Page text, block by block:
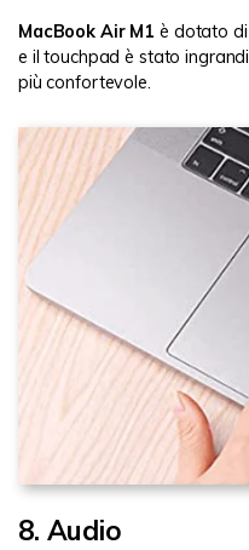
MacBook Air M1 è dotato di
e il touchpad è stato
più confortevole.
8. Audio